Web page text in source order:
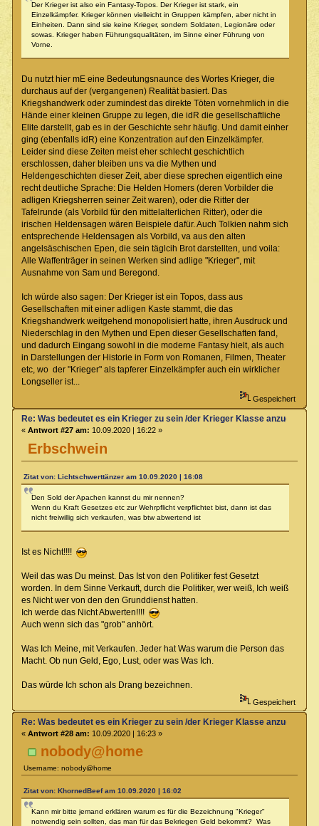
Der Krieger ist also ein Fantasy-Topos. Der Krieger ist stark, ein
Einzelkämpfer. Krieger können vielleicht in Gruppen kämpfen, aber nicht in
Einheiten. Dann sind sie keine Krieger, sondern Soldaten, Legionäre oder
sowas. Krieger haben Führungsqualitäten, im Sinne einer Führung von
Vorne.
Du nutzt hier mE eine Bedeutungsnaunce des Wortes Krieger, die
durchaus auf der (vergangenen) Realität basiert. Das
Kriegshandwerk oder zumindest das direkte Töten vornehmlich in die
Hände einer kleinen Gruppe zu legen, die idR die gesellschaftliche
Elite darstellt, gab es in der Geschichte sehr häufig. Und damit einher
ging (ebenfalls idR) eine Konzentration auf den Einzelkämpfer.
Leider sind diese Zeiten meist eher schlecht geschichtlich
erschlossen, daher bleiben uns va die Mythen und
Heldengeschichten dieser Zeit, aber diese sprechen eigentlich eine
recht deutliche Sprache: Die Helden Homers (deren Vorbilder die
adligen Kriegsherren seiner Zeit waren), oder die Ritter der
Tafelrunde (als Vorbild für den mittelalterlichen Ritter), oder die
irischen Heldensagen wären Beispiele dafür. Auch Tolkien nahm sich
entsprechende Heldensagen als Vorbild, va aus den alten
angelsäschischen Epen, die sein täglcih Brot darstellten, und voila:
Alle Waffenträger in seinen Werken sind adlige "Krieger", mit
Ausnahme von Sam und Beregond.
Ich würde also sagen: Der Krieger ist ein Topos, dass aus
Gesellschaften mit einer adligen Kaste stammt, die das
Kriegshandwerk weitgehend monopolisiert hatte, ihren Ausdruck und
Niederschlag in den Mythen und Epen dieser Gesellschaften fand,
und dadurch Eingang sowohl in die moderne Fantasy hielt, als auch
in Darstellungen der Historie in Form von Romanen, Filmen, Theater
etc, wo der "Krieger" als tapferer Einzelkämpfer auch ein wirklicher
Longseller ist...
Gespeichert
Erbschwein
Re: Was bedeutet es ein Krieger zu sein /der Krieger Klasse
« Antwort #27 am: 10.09.2020 | 16:22 »
Zitat von: Lichtschwerttänzer am 10.09.2020 | 16:08
Den Sold der Apachen kannst du mir nennen?
Wenn du Kraft Gesetzes etc zur Wehrpflicht verpflichtet bist, dann ist das
nicht freiwillig sich verkaufen, was btw abwertend ist
Ist es Nicht!!!!
Weil das was Du meinst. Das Ist von den Politiker fest Gesetzt
worden. In dem Sinne Verkauft, durch die Politiker, wer weiß, Ich weiß
es Nicht wer von den den Grunddienst hatten.
Ich werde das Nicht Abwerten!!!!
Auch wenn sich das "grob" anhört.
Was Ich Meine, mit Verkaufen. Jeder hat Was warum die Person das
Macht. Ob nun Geld, Ego, Lust, oder was Was Ich.
Das würde Ich schon als Drang bezeichnen.
Gespeichert
nobody@home
Username: nobody@home
Re: Was bedeutet es ein Krieger zu sein /der Krieger Klasse
« Antwort #28 am: 10.09.2020 | 16:23 »
Zitat von: KhornedBeef am 10.09.2020 | 16:02
Kann mir bitte jemand erklären warum es für die Bezeichnung "Krieger"
notwendig sein sollten, das man für das Bekriegen Geld bekommt? Was